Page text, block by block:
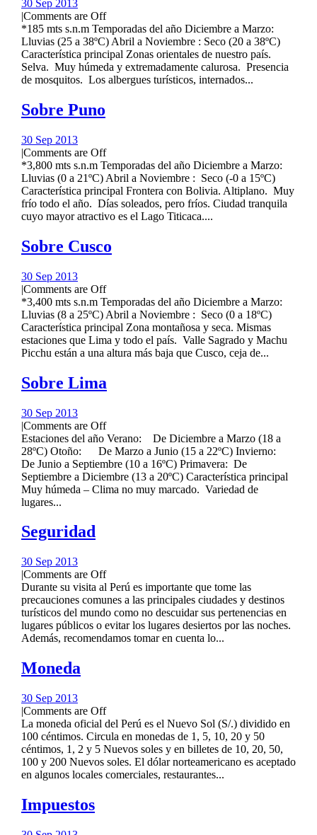
30 Sep 2013
|Comments are Off
*185 mts s.n.m Temporadas del año Diciembre a Marzo:
Lluvias (25 a 38ºC) Abril a Noviembre : Seco (20 a 38ºC)
Característica principal Zonas orientales de nuestro país.
Selva. Muy húmeda y extremadamente calurosa. Presencia
de mosquitos. Los albergues turísticos, internados...
Sobre Puno
30 Sep 2013
|Comments are Off
*3,800 mts s.n.m Temporadas del año Diciembre a Marzo:
Lluvias (0 a 21ºC) Abril a Noviembre : Seco (-0 a 15ºC)
Característica principal Frontera con Bolivia. Altiplano. Muy
frío todo el año. Días soleados, pero fríos. Ciudad tranquila
cuyo mayor atractivo es el Lago Titicaca....
Sobre Cusco
30 Sep 2013
|Comments are Off
*3,400 mts s.n.m Temporadas del año Diciembre a Marzo:
Lluvias (8 a 25ºC) Abril a Noviembre : Seco (0 a 18ºC)
Característica principal Zona montañosa y seca. Mismas
estaciones que Lima y todo el país. Valle Sagrado y Machu
Picchu están a una altura más baja que Cusco, ceja de...
Sobre Lima
30 Sep 2013
|Comments are Off
Estaciones del año Verano: De Diciembre a Marzo (18 a
28ºC) Otoño: De Marzo a Junio (15 a 22ºC) Invierno:
De Junio a Septiembre (10 a 16ºC) Primavera: De
Septiembre a Diciembre (13 a 20ºC) Característica principal
Muy húmeda – Clima no muy marcado. Variedad de
lugares...
Seguridad
30 Sep 2013
|Comments are Off
Durante su visita al Perú es importante que tome las
precauciones comunes a las principales ciudades y destinos
turísticos del mundo como no descuidar sus pertenencias en
lugares públicos o evitar los lugares desiertos por las noches.
Además, recomendamos tomar en cuenta lo...
Moneda
30 Sep 2013
|Comments are Off
La moneda oficial del Perú es el Nuevo Sol (S/.) dividido en
100 céntimos. Circula en monedas de 1, 5, 10, 20 y 50
céntimos, 1, 2 y 5 Nuevos soles y en billetes de 10, 20, 50,
100 y 200 Nuevos soles. El dólar norteamericano es aceptado
en algunos locales comerciales, restaurantes...
Impuestos